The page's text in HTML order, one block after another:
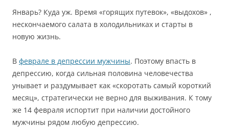
Январь? Куда уж. Время «горящих путевок», «выдохов» ,
нескончаемого салата в холодильниках и старты в
новую жизнь.
В феврале в депрессии мужчины. Поэтому впасть в
депрессию, когда сильная половина человечества
унывает и раздумывает как «скоротать самый короткий
месяц», стратегически не верно для выживания. К тому
же 14 февраля испортит при наличии достойного
мужчины рядом любую депрессию.